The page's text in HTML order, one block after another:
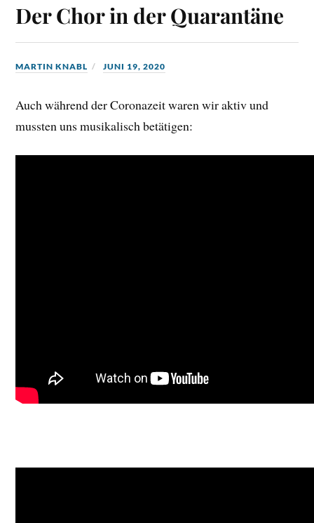
Der Chor in der Quarantäne
MARTIN KNABL JUNI 19, 2020
Auch während der Coronazeit waren wir aktiv und
mussten uns musikalisch betätigen: